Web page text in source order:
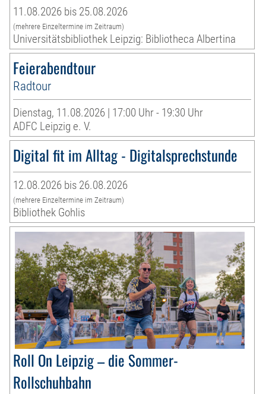
11.08.2026 bis 25.08.2026
(mehrere Einzeltermine im Zeitraum)
Universitätsbibliothek Leipzig: Bibliotheca Albertina
Feierabendtour
Radtour
Dienstag, 11.08.2026 | 17:00 Uhr - 19:30 Uhr
ADFC Leipzig e. V.
Digital fit im Alltag - Digitalsprechstunde
12.08.2026 bis 26.08.2026
(mehrere Einzeltermine im Zeitraum)
Bibliothek Gohlis
Roll On Leipzig – die Sommer-
Rollschuhbahn